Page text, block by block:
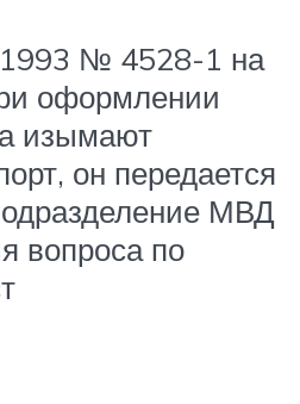
№ 4528-1 на
оформлении
изымают
он передается
МВД
вопроса по